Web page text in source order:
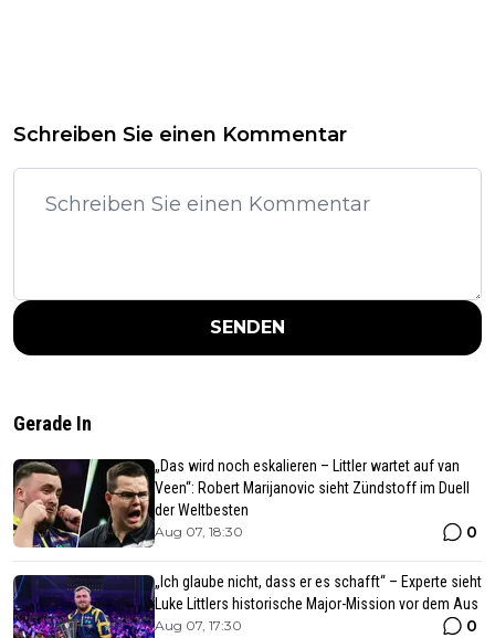
Schreiben Sie einen Kommentar
SENDEN
Gerade In
„Das wird noch eskalieren – Littler wartet auf van
Veen“: Robert Marijanovic sieht Zündstoff im Duell
der Weltbesten
Aug 07, 18:30 0
„Ich glaube nicht, dass er es schafft“ – Experte sieht
Luke Littlers historische Major-Mission vor dem Aus
Aug 07, 17:30 0